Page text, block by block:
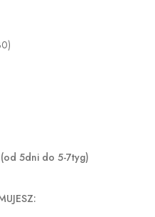
(od 5dni do 5-7tyg)